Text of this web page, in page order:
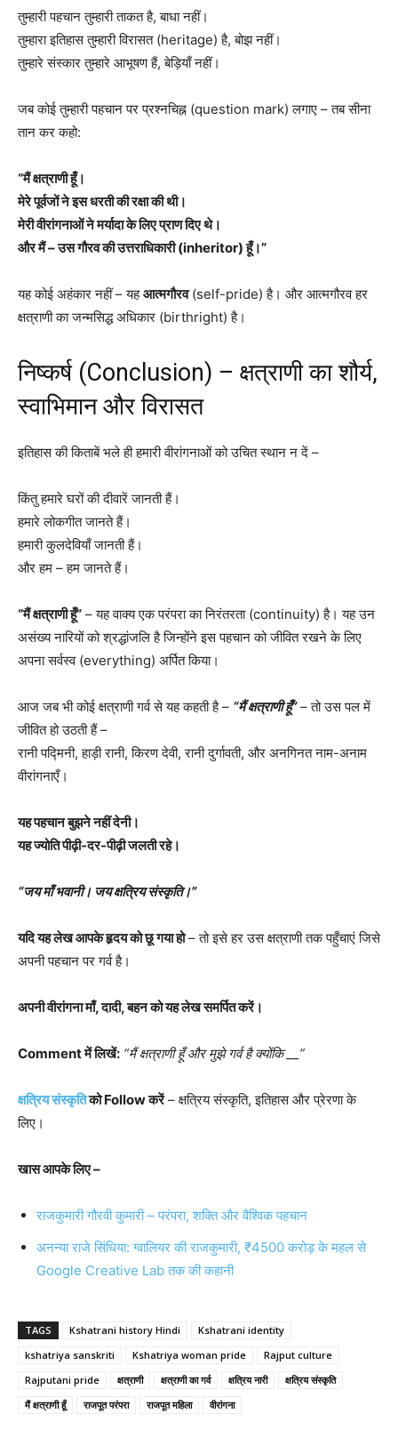
तुम्हारी पहचान तुम्हारी ताकत है, बाधा नहीं।
तुम्हारा इतिहास तुम्हारी विरासत (heritage) है, बोझ नहीं।
तुम्हारे संस्कार तुम्हारे आभूषण हैं, बेड़ियाँ नहीं।
जब कोई तुम्हारी पहचान पर प्रश्नचिह्न (question mark) लगाए – तब सीना
तान कर कहो:
“मैं क्षत्राणी हूँ।
मेरे पूर्वजों ने इस धरती की रक्षा की थी।
मेरी वीरांगनाओं ने मर्यादा के लिए प्राण दिए थे।
और मैं – उस गौरव की उत्तराधिकारी (inheritor) हूँ।”
यह कोई अहंकार नहीं – यहआत्मगौरव(self-pride) है। और आत्मगौरव हर
क्षत्राणी का जन्मसिद्ध अधिकार (birthright) है।
निष्कर्ष (Conclusion) – क्षत्राणी का शौर्य,
स्वाभिमान और विरासत
इतिहास की किताबें भले ही हमारी वीरांगनाओं को उचित स्थान न दें –
किंतु हमारे घरों की दीवारें जानती हैं।
हमारे लोकगीत जानते हैं।
हमारी कुलदेवियाँ जानती हैं।
और हम – हम जानते हैं।
“मैं क्षत्राणी हूँ” – यह वाक्य एक परंपरा का निरंतरता (continuity) है। यह उन
असंख्य नारियों को श्रद्धांजलि है जिन्होंने इस पहचान को जीवित रखने के लिए
अपना सर्वस्व (everything) अर्पित किया।
आज जब भी कोई क्षत्राणी गर्व से यह कहती है – “मैं क्षत्राणी हूँ”– तो उस पल में
जीवित हो उठती हैं –
रानी पद्मिनी, हाड़ी रानी, किरण देवी, रानी दुर्गावती, और अनगिनत नाम-अनाम
वीरांगनाएँ।
यह पहचान बुझने नहीं देनी।
यह ज्योति पीढ़ी-दर-पीढ़ी जलती रहे।
“जय माँ भवानी। जय क्षत्रिय संस्कृति।”
यदि यह लेख आपके हृदय को छू गया हो– तो इसे हर उस क्षत्राणी तक पहुँचाएं जिसे
अपनी पहचान पर गर्व है।
अपनी वीरांगना माँ, दादी, बहन को यह लेख समर्पित करें।
Comment में लिखें: “मैं क्षत्राणी हूँ और मुझे गर्व है क्योंकि __”
क्षत्रिय संस्कृतिको Follow करें– क्षत्रिय संस्कृति, इतिहास और प्रेरणा के
लिए।
खास आपके लिए –
राजकुमारी गौरवी कुमारी – परंपरा, शक्ति और वैश्विक पहचान
अनन्या राजे सिंधिया: ग्वालियर की राजकुमारी, ₹4500 करोड़ के महल से
Google Creative Lab तक की कहानी
TAGS Kshatrani history Hindi
Kshatrani identity
kshatriya sanskriti
Kshatriya woman pride
Rajput culture
Rajputani pride
क्षत्राणी क्षत्राणी का गर्व क्षत्रिय नारी
क्षत्रिय संस्कृति
मैं क्षत्राणी हूँ
राजपूत परंपरा राजपूत महिला वीरांगना